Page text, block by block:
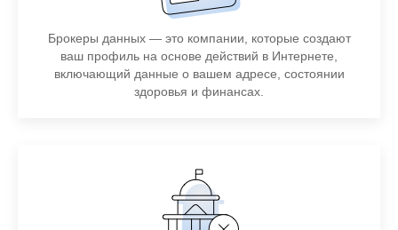
Брокеры данных — это компании, которые создают
ваш профиль на основе действий в Интернете,
включающий данные о вашем адресе, состоянии
здоровья и финансах.